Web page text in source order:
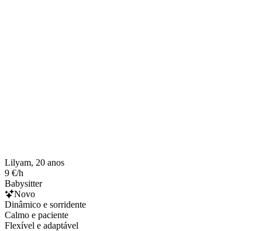
Lilyam, 20 anos
9 €/h
Babysitter
Novo
Dinâmico e sorridente
Calmo e paciente
Flexível e adaptável